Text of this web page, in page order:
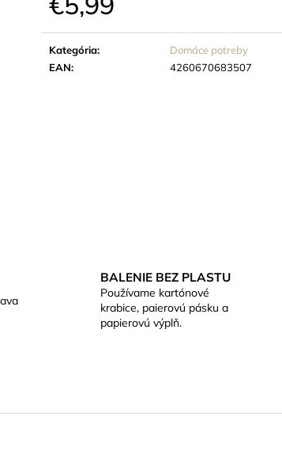
Kategória:
Domáce potreby
EAN: 4260670683507
BALENIE BEZ PLASTU
Používame kartónové
krabice, paierovú pásku a
papierovú výplň.